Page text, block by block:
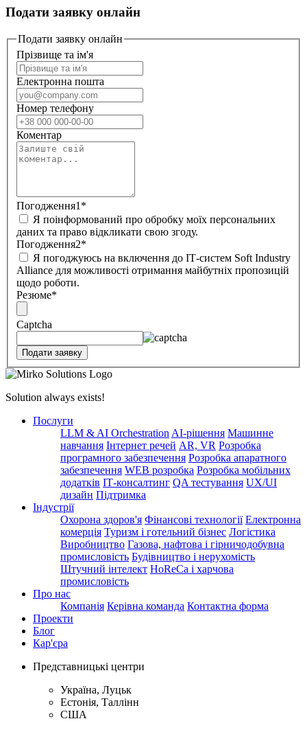
Подати заявку онлайн
Подати заявку онлайн
Прізвище та ім'я
Електронна пошта
Номер телефону
Коментар
Погодження1 *
даних та право відкликати свою згоду.
Погодження2*
Alliance для можливості отримання майбутніх пропозицій
щодо роботи.
Резюме*
Captcha
Solution always exists!
Послуги
LLM & AI Orchestration AI-рішення Машинне
навчання Інтернет речей AR, VR Розробка
програмного забезпечення Розробка апаратного
забезпечення WEB розробка Розробка мобільних
додатків ІТ-консалтинг QA тестування UX/UI
дизайн Підтримка
Індустрії
Охорона здоров'я Фінансові технології Електронна
комерція Туризм і готельний бізнес Логістика
Виробництво Газова, нафтова і гірничодобувна
промисловість Будівництво і нерухомість
Штучний інтелект HoReCa і харчова
промисловість
Про нас
Компанія Керівна команда Контактна форма
Проекти
Блог
Кар'єра
Представницькі центри
Україна, Луцьк
Естонія, Таллінн
США